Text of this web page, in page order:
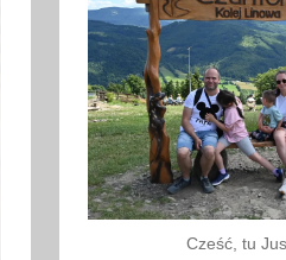
Cześć, tu